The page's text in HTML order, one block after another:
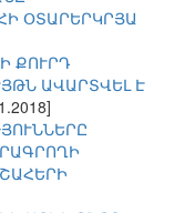
ՕՏԱՐԵՐԿՐՅԱ
ՔՈՒՐԴ
ԱՎԱՐՏՎԵԼ Է